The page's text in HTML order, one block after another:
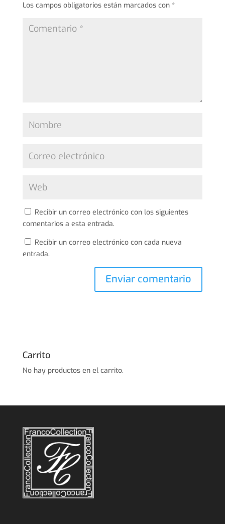
Los campos obligatorios están marcados con *
Recibir un correo electrónico con los siguientes
comentarios a esta entrada.
Recibir un correo electrónico con cada nueva
entrada.
Carrito
No hay productos en el carrito.